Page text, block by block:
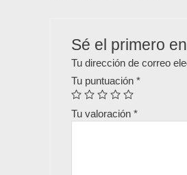
Sé el primero
Tu dirección de correo
Tu puntuación *
Tu valoración *